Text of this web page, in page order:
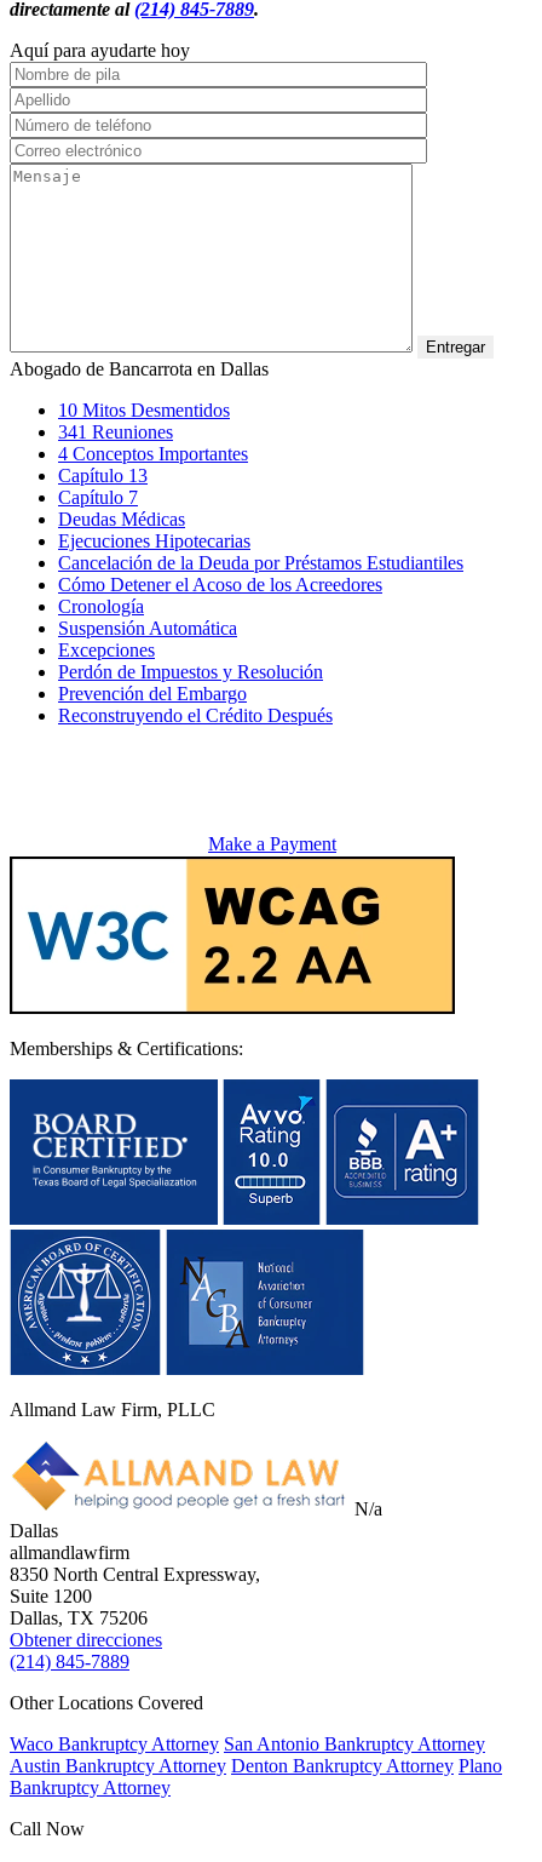
directamente al(214) 845-7889.
Aquí para ayudarte hoy
Abogado de Bancarrota en Dallas
10 Mitos Desmentidos
341 Reuniones
4 Conceptos Importantes
Capítulo 13
Capítulo 7
Deudas Médicas
Ejecuciones Hipotecarias
Cancelación de la Deuda por Préstamos Estudiantiles
Cómo Detener el Acoso de los Acreedores
Cronología
Suspensión Automática
Excepciones
Perdón de Impuestos y Resolución
Prevención del Embargo
Reconstruyendo el Crédito Después
Make a Payment
Memberships & Certifications:
Allmand Law Firm, PLLC
N/a
Dallas
allmandlawfirm
8350 North Central Expressway,
Suite 1200
Dallas, TX 75206
Obtener direcciones
(214) 845-7889
Other Locations Covered
Waco Bankruptcy Attorney San Antonio Bankruptcy Attorney
Austin Bankruptcy Attorney Denton Bankruptcy Attorney Plano
Bankruptcy Attorney
Call Now